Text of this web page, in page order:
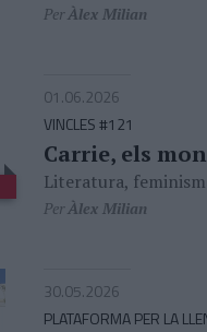
PerÀlex Milian
01.06.2026
VINCLES #121
Carrie, els
Literatura,
PerÀlex Milian
30.05.2026
PLATAFORMA PER LA